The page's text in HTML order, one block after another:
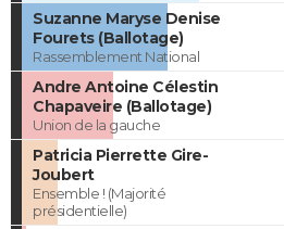
Suzanne Maryse Denise
Fourets (Ballotage)
Rassemblement National
Andre Antoine Célestin
Chapaveire (Ballotage)
Union de la gauche
Patricia Pierrette Gire-
Joubert
Ensemble ! (Majorité
présidentielle)